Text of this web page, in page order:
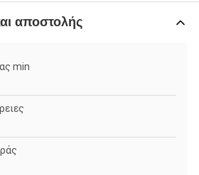
αποστολής
min